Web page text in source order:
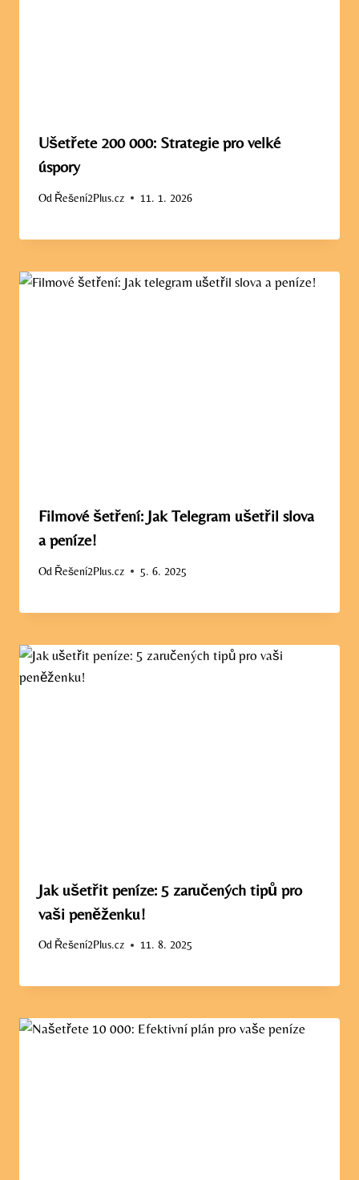
Ušetřete 200 000: Strategie pro velké
úspory
Od Řešení2Plus.cz 11. 1. 2026
Filmové šetření: Jak Telegram ušetřil slova
a peníze!
Od Řešení2Plus.cz 5. 6. 2025
Jak ušetřit peníze: 5 zaručených tipů pro
vaši peněženku!
Od Řešení2Plus.cz 11. 8. 2025